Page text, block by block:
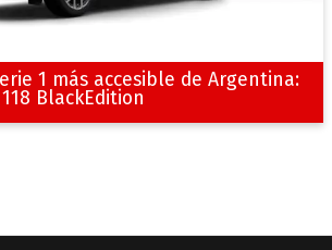
1 más accesible de Argentina:
BlackEdition